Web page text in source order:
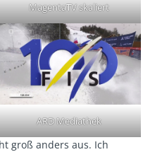
MagentaTV skaliert
ARD Mediathek
groß anders aus. Ich